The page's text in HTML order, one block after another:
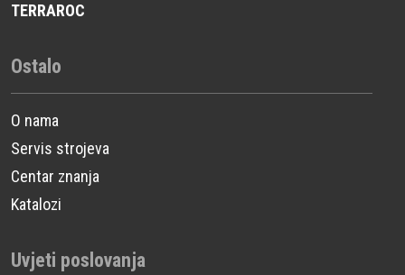
TERRAROC
Ostalo
O nama
Servis strojeva
Centar znanja
Katalozi
Uvjeti poslovanja